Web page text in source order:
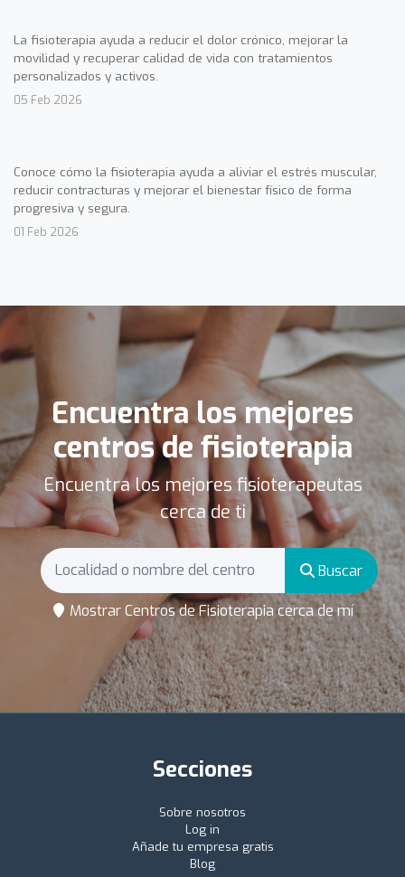
La fisioterapia ayuda a reducir el dolor crónico, mejorar la
movilidad y recuperar calidad de vida con tratamientos
personalizados y activos.
05 Feb 2026
Conoce cómo la fisioterapia ayuda a aliviar el estrés muscular,
reducir contracturas y mejorar el bienestar físico de forma
progresiva y segura.
01 Feb 2026
Encuentra los mejores
centros de fisioterapia
Encuentra los mejores fisioterapeutas
cerca de ti
Buscar
Mostrar Centros de Fisioterapia cerca de mí
Secciones
Sobre nosotros
Log in
Añade tu empresa gratis
Blog